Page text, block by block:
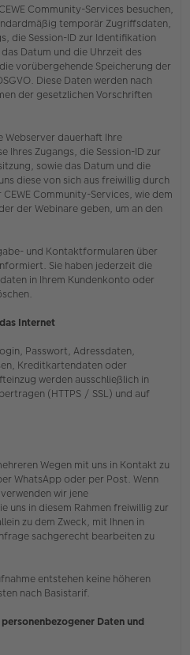
Community-Services besuchen,
temporär Zugriffsdaten,
die Session-ID zur Identifikation
Datum und die Uhrzeit des
vorübergehende Speicherung der
Diese Daten werden nach
der gesetzlichen Vorschriften
Webserver dauerhaft Ihre
Ihres Zugangs, die Session-ID zur
sowie das Datum und die
diese von sich aus freiwillig durch
Community-Services, wie dem
der Webinare geben, um an den
und Kontaktformularen über
Sie haben jederzeit die
in Ihrem Kundenkonto oder
Internet
Passwort, Adressdaten,
Kreditkartendaten oder
werden ausschließlich in
(HTTPS / SSL) und auf
Wegen mit uns in Kontakt zu
WhatsApp oder per Post. Wenn
wir jene
uns in diesem Rahmen freiwillig zur
zu dem Zweck, mit Ihnen in
sachgerecht bearbeiten zu
entstehen keine höheren
nach Basistarif.
Daten und